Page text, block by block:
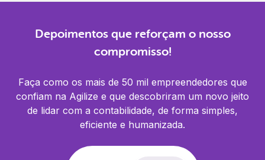
Depoimentos que reforçam o nosso
compromisso!
Faça como os mais de 50 mil empreendedores que
confiam na Agilize e que descobriram um novo jeito
de lidar com a contabilidade, de forma simples,
eficiente e humanizada.